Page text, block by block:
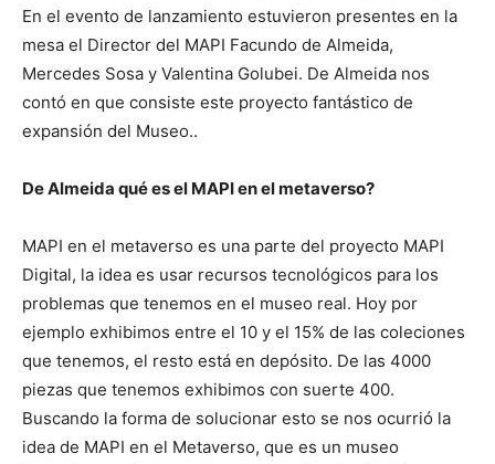
En el evento de lanzamiento estuvieron presentes en la
mesa el Director del MAPI Facundo de Almeida,
Mercedes Sosa y Valentina Golubei. De Almeida nos
contó en que consiste este proyecto fantástico de
expansión del Museo..
De Almeida qué es el MAPI en el metaverso?
MAPI en el metaverso es una parte del proyecto MAPI
Digital, la idea es usar recursos tecnológicos para los
problemas que tenemos en el museo real. Hoy por
ejemplo exhibimos entre el 10 y el 15% de las coleciones
que tenemos, el resto está en depósito. De las 4000
piezas que tenemos exhibimos con suerte 400.
Buscando la forma de solucionar esto se nos ocurrió la
idea de MAPI en el Metaverso, que es un museo